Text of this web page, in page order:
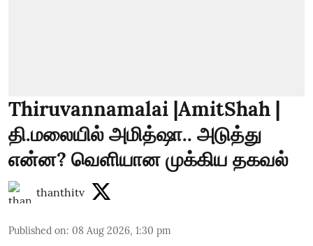
Thiruvannamalai |AmitShah |
தி.மலையில் அமித்ஷா.. அடுத்து
என்ன? வெளியான முக்கிய தகவல்
thanthitv
Published on: 08 Aug 2026, 1:30 pm